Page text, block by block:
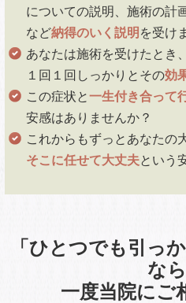
についての説明、施術の計
など納得のいく説明 を受け
あなたは施術を受けたとき、
１回１回しっかりとその効
この症状と一生付き合って
安感はありませんか？
これからもずっとあなたの
そこに任せて大丈夫という
「ひとつでも引っ
なら
一度当院にご